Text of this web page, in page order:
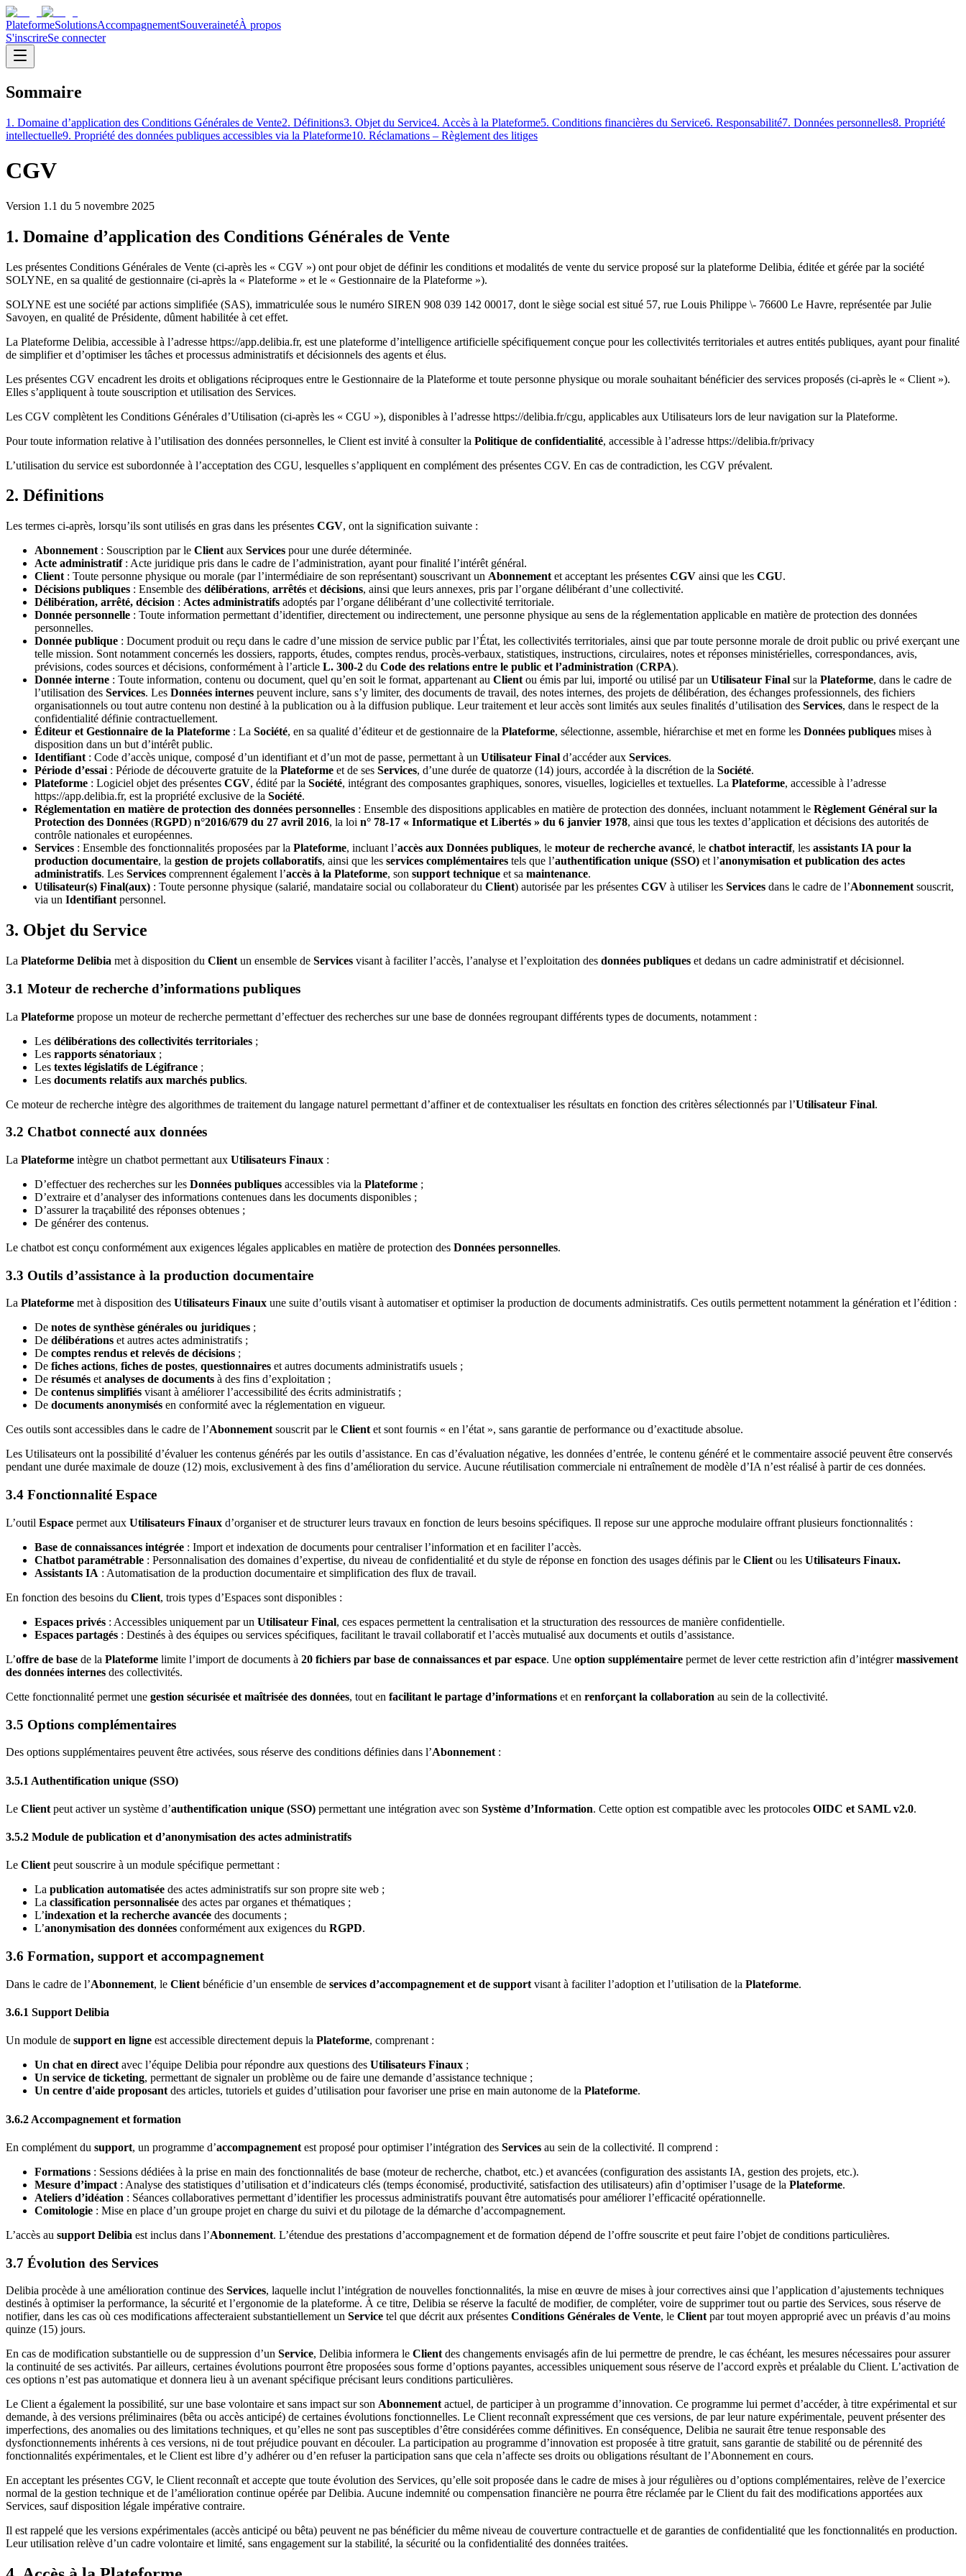
PlateformeSolutionsAccompagnementSouverainetéÀ propos
S'inscrireSe connecter
Sommaire
1. Domaine d’application des Conditions Générales de Vente2. Définitions3. Objet du Service4. Accès à la Plateforme5. Conditions financières du Service6. Responsabilité7. Données personnelles8. Propriété
intellectuelle9. Propriété des données publiques accessibles via la Plateforme10. Réclamations – Règlement des litiges
CGV
Version 1.1 du 5 novembre 2025
1. Domaine d’application des Conditions Générales de Vente
Les présentes Conditions Générales de Vente (ci-après les « CGV ») ont pour objet de définir les conditions et modalités de vente du service proposé sur la plateforme Delibia, éditée et gérée par la société
SOLYNE, en sa qualité de gestionnaire (ci-après la « Plateforme » et le « Gestionnaire de la Plateforme »).
SOLYNE est une société par actions simplifiée (SAS), immatriculée sous le numéro SIREN 908 039 142 00017, dont le siège social est situé 57, rue Louis Philippe \- 76600 Le Havre, représentée par Julie
Savoyen, en qualité de Présidente, dûment habilitée à cet effet.
La Plateforme Delibia, accessible à l’adresse https://app.delibia.fr, est une plateforme d’intelligence artificielle spécifiquement conçue pour les collectivités territoriales et autres entités publiques, ayant pour finalité
de simplifier et d’optimiser les tâches et processus administratifs et décisionnels des agents et élus.
Les présentes CGV encadrent les droits et obligations réciproques entre le Gestionnaire de la Plateforme et toute personne physique ou morale souhaitant bénéficier des services proposés (ci-après le « Client »).
Elles s’appliquent à toute souscription et utilisation des Services.
Les CGV complètent les Conditions Générales d’Utilisation (ci-après les « CGU »), disponibles à l’adresse https://delibia.fr/cgu, applicables aux Utilisateurs lors de leur navigation sur la Plateforme.
Pour toute information relative à l’utilisation des données personnelles, le Client est invité à consulter la Politique de confidentialité, accessible à l’adresse https://delibia.fr/privacy
L’utilisation du service est subordonnée à l’acceptation des CGU, lesquelles s’appliquent en complément des présentes CGV. En cas de contradiction, les CGV prévalent.
2. Définitions
Les termes ci-après, lorsqu’ils sont utilisés en gras dans les présentes CGV, ont la signification suivante :
Abonnement : Souscription par le Client aux Services pour une durée déterminée.
Acte administratif: Acte juridique pris dans le cadre de l’administration, ayant pour finalité l’intérêt général.
Client : Toute personne physique ou morale (par l’intermédiaire de son représentant) souscrivant un Abonnement et acceptant les présentes CGV ainsi que les CGU.
Décisions publiques : Ensemble des délibérations, arrêtés et décisions, ainsi que leurs annexes, pris par l’organe délibérant d’une collectivité.
Délibération, arrêté, décision : Actes administratifs adoptés par l’organe délibérant d’une collectivité territoriale.
Donnée personnelle : Toute information permettant d’identifier, directement ou indirectement, une personne physique au sens de la réglementation applicable en matière de protection des données
personnelles.
Donnée publique : Document produit ou reçu dans le cadre d’une mission de service public par l’État, les collectivités territoriales, ainsi que par toute personne morale de droit public ou privé exerçant une
telle mission. Sont notamment concernés les dossiers, rapports, études, comptes rendus, procès-verbaux, statistiques, instructions, circulaires, notes et réponses ministérielles, correspondances, avis,
prévisions, codes sources et décisions, conformément à l’article L. 300-2 du Code des relations entre le public et l’administration (CRPA).
Donnée interne : Toute information, contenu ou document, quel qu’en soit le format, appartenant au Client ou émis par lui, importé ou utilisé par un Utilisateur Final sur la Plateforme, dans le cadre de
l’utilisation des Services. Les Données internes peuvent inclure, sans s’y limiter, des documents de travail, des notes internes, des projets de délibération, des échanges professionnels, des fichiers
organisationnels ou tout autre contenu non destiné à la publication ou à la diffusion publique. Leur traitement et leur accès sont limités aux seules finalités d’utilisation des Services, dans le respect de la
confidentialité définie contractuellement.
Éditeur et Gestionnaire de la Plateforme : La Société, en sa qualité d’éditeur et de gestionnaire de la Plateforme, sélectionne, assemble, hiérarchise et met en forme les Données publiques mises à
disposition dans un but d’intérêt public.
Identifiant : Code d’accès unique, composé d’un identifiant et d’un mot de passe, permettant à un Utilisateur Final d’accéder aux Services.
Période d’essai : Période de découverte gratuite de la Plateforme et de ses Services, d’une durée de quatorze (14) jours, accordée à la discrétion de la Société.
Plateforme : Logiciel objet des présentes CGV, édité par la Société, intégrant des composantes graphiques, sonores, visuelles, logicielles et textuelles. La Plateforme, accessible à l’adresse
https://app.delibia.fr, est la propriété exclusive de la Société.
Réglementation en matière de protection des données personnelles : Ensemble des dispositions applicables en matière de protection des données, incluant notamment le Règlement Général sur la
Protection des Données (RGPD) n°2016/679 du 27 avril 2016, la loi n° 78-17 « Informatique et Libertés » du 6 janvier 1978, ainsi que tous les textes d’application et décisions des autorités de
contrôle nationales et européennes.
Services : Ensemble des fonctionnalités proposées par la Plateforme, incluant l’accès aux Données publiques, le moteur de recherche avancé, le chatbot interactif, les assistants IA pour la
production documentaire, la gestion de projets collaboratifs, ainsi que les services complémentaires tels que l’authentification unique (SSO) et l’anonymisation et publication des actes
administratifs. Les Services comprennent également l’accès à la Plateforme, son support technique et sa maintenance.
Utilisateur(s) Final(aux) : Toute personne physique (salarié, mandataire social ou collaborateur du Client) autorisée par les présentes CGV à utiliser les Services dans le cadre de l’Abonnement souscrit,
via un Identifiant personnel.
3. Objet du Service
La Plateforme Delibia met à disposition du Client un ensemble de Services visant à faciliter l’accès, l’analyse et l’exploitation des données publiques et dedans un cadre administratif et décisionnel.
3.1 Moteur de recherche d’informations publiques
La Plateforme propose un moteur de recherche permettant d’effectuer des recherches sur une base de données regroupant différents types de documents, notamment :
Les délibérations des collectivités territoriales ;
Les rapports sénatoriaux ;
Les textes législatifs de Légifrance ;
Les documents relatifs aux marchés publics.
Ce moteur de recherche intègre des algorithmes de traitement du langage naturel permettant d’affiner et de contextualiser les résultats en fonction des critères sélectionnés par l’Utilisateur Final.
3.2 Chatbot connecté aux données
La Plateforme intègre un chatbot permettant aux Utilisateurs Finaux :
D’effectuer des recherches sur les Données publiques accessibles via la Plateforme ;
D’extraire et d’analyser des informations contenues dans les documents disponibles ;
D’assurer la traçabilité des réponses obtenues ;
De générer des contenus.
Le chatbot est conçu conformément aux exigences légales applicables en matière de protection des Données personnelles.
3.3 Outils d’assistance à la production documentaire
La Plateforme met à disposition des Utilisateurs Finaux une suite d’outils visant à automatiser et optimiser la production de documents administratifs. Ces outils permettent notamment la génération et l’édition :
De notes de synthèse générales ou juridiques ;
De délibérations et autres actes administratifs ;
De comptes rendus et relevés de décisions ;
De fiches actions, fiches de postes, questionnaires et autres documents administratifs usuels ;
De résumés etanalyses de documents à des fins d’exploitation ;
De contenus simplifiés visant à améliorer l’accessibilité des écrits administratifs ;
De documents anonymisés en conformité avec la réglementation en vigueur.
Ces outils sont accessibles dans le cadre de l’Abonnementsouscrit par le Clientet sont fournis « en l’état », sans garantie de performance ou d’exactitude absolue.
Les Utilisateurs ont la possibilité d’évaluer les contenus générés par les outils d’assistance. En cas d’évaluation négative, les données d’entrée, le contenu généré et le commentaire associé peuvent être conservés
pendant une durée maximale de douze (12) mois, exclusivement à des fins d’amélioration du service. Aucune réutilisation commerciale ni entraînement de modèle d’IA n’est réalisé à partir de ces données.
3.4 Fonctionnalité Espace
L’outil Espace permet aux Utilisateurs Finaux d’organiser et de structurer leurs travaux en fonction de leurs besoins spécifiques. Il repose sur une approche modulaire offrant plusieurs fonctionnalités :
Base de connaissances intégrée : Import et indexation de documents pour centraliser l’information et en faciliter l’accès.
Chatbot paramétrable : Personnalisation des domaines d’expertise, du niveau de confidentialité et du style de réponse en fonction des usages définis par le Client ou les Utilisateurs Finaux.
Assistants IA : Automatisation de la production documentaire et simplification des flux de travail.
En fonction des besoins du Client, trois types d’Espaces sont disponibles :
Espaces privés : Accessibles uniquement par un Utilisateur Final, ces espaces permettent la centralisation et la structuration des ressources de manière confidentielle.
Espaces partagés : Destinés à des équipes ou services spécifiques, facilitant le travail collaboratif et l’accès mutualisé aux documents et outils d’assistance.
L’offre de base de la Plateforme limite l’import de documents à 20 fichiers par base de connaissances et par espace. Une option supplémentaire permet de lever cette restriction afin d’intégrermassivement
des données internes des collectivités.
Cette fonctionnalité permet une gestion sécurisée et maîtrisée des données, tout en facilitant le partage d’informations et en renforçant la collaboration au sein de la collectivité.
3.5 Options complémentaires
Des options supplémentaires peuvent être activées, sous réserve des conditions définies dans l’Abonnement :
3.5.1 Authentification unique (SSO)
Le Client peut activer un système d’authentification unique (SSO) permettant une intégration avec son Système d’Information. Cette option est compatible avec les protocoles OIDC et SAML v2.0.
3.5.2 Module de publication et d’anonymisation des actes administratifs
Le Client peut souscrire à un module spécifique permettant :
La publication automatisée des actes administratifs sur son propre site web ;
La classification personnalisée des actes par organes et thématiques ;
L’indexation et la recherche avancée des documents ;
L’anonymisation des données conformément aux exigences du RGPD.
3.6 Formation, support et accompagnement
Dans le cadre de l’Abonnement, le Client bénéficie d’un ensemble de services d’accompagnement et de support visant à faciliter l’adoption et l’utilisation de la Plateforme.
3.6.1 Support Delibia
Un module de support en ligne est accessible directement depuis la Plateforme, comprenant :
Un chat en direct avec l’équipe Delibia pour répondre aux questions des Utilisateurs Finaux ;
Un service de ticketing, permettant de signaler un problème ou de faire une demande d’assistance technique ;
Un centre d'aide proposant des articles, tutoriels et guides d’utilisation pour favoriser une prise en main autonome de la Plateforme.
3.6.2 Accompagnement et formation
En complément du support, un programme d’accompagnement est proposé pour optimiser l’intégration des Services au sein de la collectivité. Il comprend :
Formations : Sessions dédiées à la prise en main des fonctionnalités de base (moteur de recherche, chatbot, etc.) et avancées (configuration des assistants IA, gestion des projets, etc.).
Mesure d’impact : Analyse des statistiques d’utilisation et d’indicateurs clés (temps économisé, productivité, satisfaction des utilisateurs) afin d’optimiser l’usage de la Plateforme.
Ateliers d’idéation : Séances collaboratives permettant d’identifier les processus administratifs pouvant être automatisés pour améliorer l’efficacité opérationnelle.
Comitologie : Mise en place d’un groupe projet en charge du suivi et du pilotage de la démarche d’accompagnement.
L’accès au support Delibia est inclus dans l’Abonnement. L’étendue des prestations d’accompagnement et de formation dépend de l’offre souscrite et peut faire l’objet de conditions particulières.
3.7 Évolution des Services
Delibia procède à une amélioration continue des Services, laquelle inclut l’intégration de nouvelles fonctionnalités, la mise en œuvre de mises à jour correctives ainsi que l’application d’ajustements techniques
destinés à optimiser la performance, la sécurité et l’ergonomie de la plateforme. À ce titre, Delibia se réserve la faculté de modifier, de compléter, voire de supprimer tout ou partie des Services, sous réserve de
notifier, dans les cas où ces modifications affecteraient substantiellement un Service tel que décrit aux présentes Conditions Générales de Vente, le Client par tout moyen approprié avec un préavis d’au moins
quinze (15) jours.
En cas de modification substantielle ou de suppression d’un Service, Delibia informera le Client des changements envisagés afin de lui permettre de prendre, le cas échéant, les mesures nécessaires pour assurer
la continuité de ses activités. Par ailleurs, certaines évolutions pourront être proposées sous forme d’options payantes, accessibles uniquement sous réserve de l’accord exprès et préalable du Client. L’activation de
ces options n’est pas automatique et donnera lieu à un avenant spécifique précisant leurs conditions particulières.
Le Client a également la possibilité, sur une base volontaire et sans impact sur son Abonnement actuel, de participer à un programme d’innovation. Ce programme lui permet d’accéder, à titre expérimental et sur
demande, à des versions préliminaires (bêta ou accès anticipé) de certaines évolutions fonctionnelles. Le Client reconnaît expressément que ces versions, de par leur nature expérimentale, peuvent présenter des
imperfections, des anomalies ou des limitations techniques, et qu’elles ne sont pas susceptibles d’être considérées comme définitives. En conséquence, Delibia ne saurait être tenue responsable des
dysfonctionnements inhérents à ces versions, ni de tout préjudice pouvant en découler. La participation au programme d’innovation est proposée à titre gratuit, sans garantie de stabilité ou de pérennité des
fonctionnalités expérimentales, et le Client est libre d’y adhérer ou d’en refuser la participation sans que cela n’affecte ses droits ou obligations résultant de l’Abonnement en cours.
En acceptant les présentes CGV, le Client reconnaît et accepte que toute évolution des Services, qu’elle soit proposée dans le cadre de mises à jour régulières ou d’options complémentaires, relève de l’exercice
normal de la gestion technique et de l’amélioration continue opérée par Delibia. Aucune indemnité ou compensation financière ne pourra être réclamée par le Client du fait des modifications apportées aux
Services, sauf disposition légale impérative contraire.
Il est rappelé que les versions expérimentales (accès anticipé ou bêta) peuvent ne pas bénéficier du même niveau de couverture contractuelle et de garanties de confidentialité que les fonctionnalités en production.
Leur utilisation relève d’un cadre volontaire et limité, sans engagement sur la stabilité, la sécurité ou la confidentialité des données traitées.